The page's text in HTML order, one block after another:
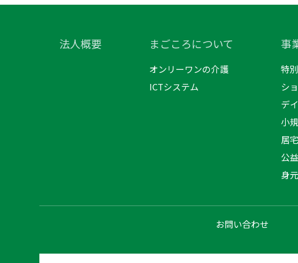
法人概要 まごころについて
オンリーワンの介護
ICTシステム
事
特
シ
デ
小
居
公
身
お問い合わせ